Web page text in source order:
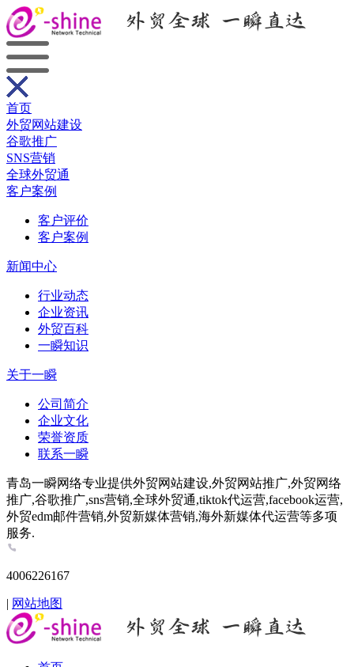
首页
外贸网站建设
谷歌推广
SNS营销
全球外贸通
客户案例
客户评价
客户案例
新闻中心
行业动态
企业资讯
外贸百科
一瞬知识
关于一瞬
公司简介
企业文化
荣誉资质
联系一瞬
青岛一瞬网络专业提供外贸网站建设,外贸网站推广,外贸网络
推广,谷歌推广,sns营销,全球外贸通,tiktok代运营,facebook运营,
外贸edm邮件营销,外贸新媒体营销,海外新媒体代运营等多项
服务.
4006226167
| 网站地图